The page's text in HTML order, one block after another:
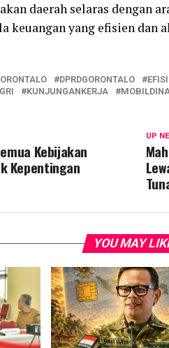
daerah selaras dengan
keuangan yang efisien dan
DPRDGORONTALO
KUNJUNGANKERJA
UP
Kebijakan
Kepentingan
YOU MAY